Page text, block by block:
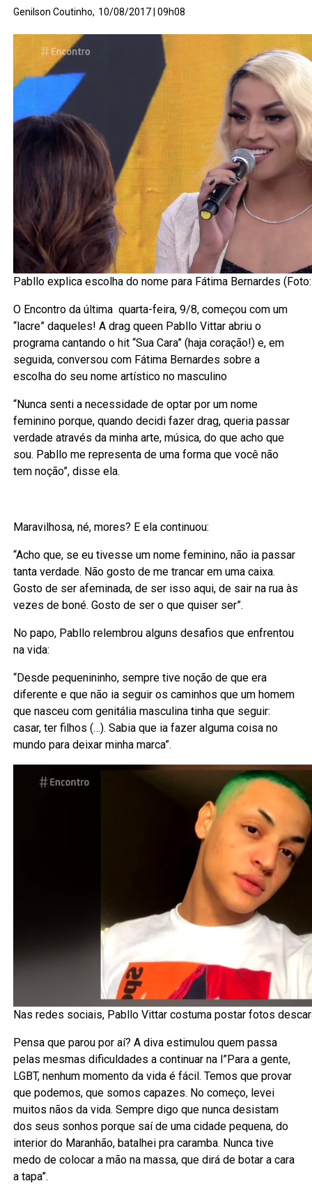
Genilson Coutinho, 10/08/2017 | 09h08
Pabllo explica escolha do nome para Fátima Bernardes
O Encontro da última quarta-feira, 9/8, começou com um
“lacre” daqueles! A drag queen Pabllo Vittar abriu o
programa cantando o hit “Sua Cara” (haja coração!) e, em
seguida, conversou com Fátima Bernardes sobre a
escolha do seu nome artístico no masculino
“Nunca senti a necessidade de optar por um nome
feminino porque, quando decidi fazer drag, queria passar
verdade através da minha arte, música, do que acho que
sou. Pabllo me representa de uma forma que você não
tem noção”, disse ela.
Maravilhosa, né, mores? E ela continuou:
“Acho que, se eu tivesse um nome feminino, não ia passar
tanta verdade. Não gosto de me trancar em uma caixa.
Gosto de ser afeminada, de ser isso aqui, de sair na rua às
vezes de boné. Gosto de ser o que quiser ser”.
No papo, Pabllo relembrou alguns desafios que enfrentou
na vida:
“Desde pequenininho, sempre tive noção de que era
diferente e que não ia seguir os caminhos que um homem
que nasceu com genitália masculina tinha que seguir:
casar, ter filhos (…). Sabia que ia fazer alguma coisa no
mundo para deixar minha marca”.
Nas redes sociais, Pabllo Vittar costuma postar fotos
Pensa que parou por aí? A diva estimulou quem passa
pelas mesmas dificuldades a continuar na l”Para a gente,
LGBT, nenhum momento da vida é fácil. Temos que provar
que podemos, que somos capazes. No começo, levei
muitos nãos da vida. Sempre digo que nunca desistam
dos seus sonhos porque saí de uma cidade pequena, do
interior do Maranhão, batalhei pra caramba. Nunca tive
medo de colocar a mão na massa, que dirá de botar a cara
a tapa”.